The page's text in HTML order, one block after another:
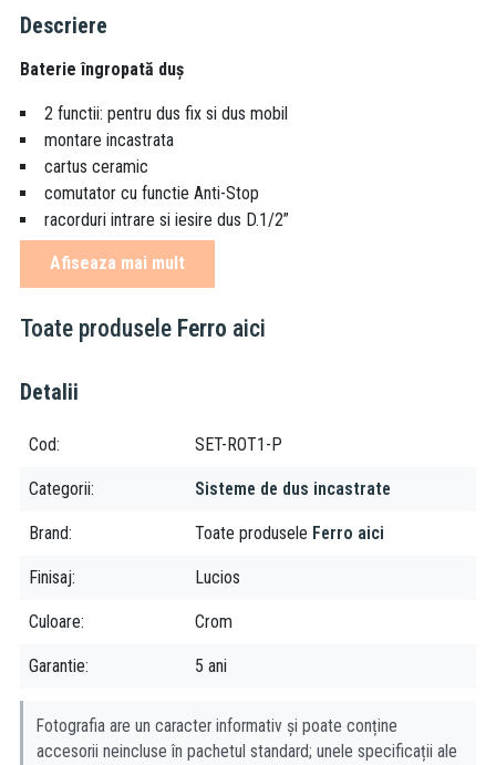
Descriere
Baterie îngropată duș
2 functii: pentru dus fix si dus mobil
montare incastrata
cartus ceramic
comutator cu functie Anti-Stop
racorduri intrare si iesire dus D.1/2”
Set duș
brat dus de 30 cm
de calcar
para dus-rotunda ø 97 mm cu 3 functii: ploaie, masaj si mixt
racord para dus mobila D.1/2”, cu suport para dus-integrat
culoare: crom
Acest set de duș încastrat de la Ferro este o soluție elegantă și
modernă pentru orice baie. Acesta oferă o experiență de duș
și masaj.
Avantaje:
Afiseaza mai mult
Toate produsele Ferro aici
Detalii
Cod SET-ROT1-P
Categorii Sisteme de dus incastrate
Brand Toate produsele Ferro aici
Finisaj Lucios
Culoare Crom
Garantie 5 ani
Fotografia are un caracter informativ și poate conține
accesorii neincluse în pachetul standard; unele specificații ale